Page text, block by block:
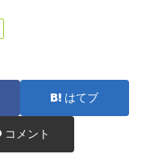
はてブ
コメント